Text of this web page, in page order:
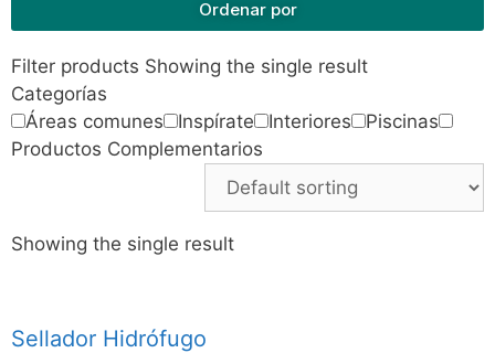
Ordenar por
Filter products Showing the single result
Categorías
Áreas comunes
Inspírate Interiores
Piscinas
Productos Complementarios
Showing the single result
Sellador Hidrófugo